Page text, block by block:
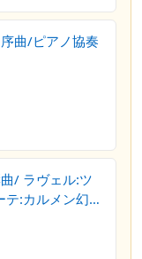
曲/ピアノ協奏
/ ラヴェル:ツ
:カルメン幻想